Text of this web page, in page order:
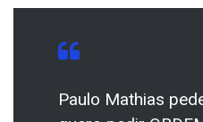
Paulo Mathias